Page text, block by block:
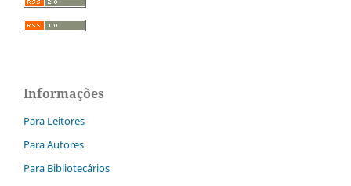
Informações
Para Leitores
Para Autores
Para Bibliotecários